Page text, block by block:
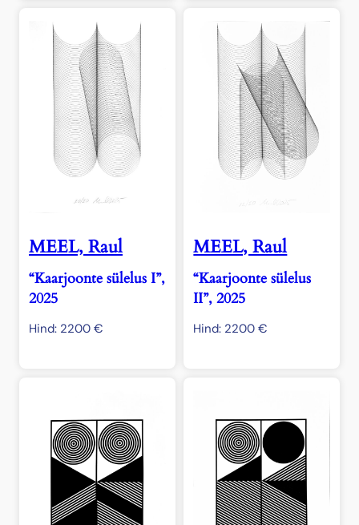
MEEL, Raul
“Kaarjoonte sülelus I”,
2025
Hind: 2200 €
MEEL, Raul
“Kaarjoonte sülelus
II”, 2025
Hind: 2200€